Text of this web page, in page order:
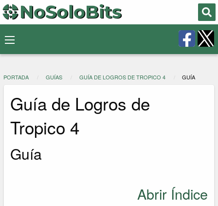
PORTADA GUÍAS GUÍA DE LOGROS DE TROPICO 4 GUÍA
Guía de Logros de
Tropico 4
Guía
Abrir Índice